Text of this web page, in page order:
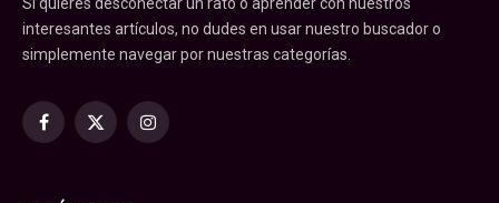
interesantes artículos, no dudes en usar nuestro buscador o
simplemente navegar por nuestras categorías.
Facebook
X
Instagram